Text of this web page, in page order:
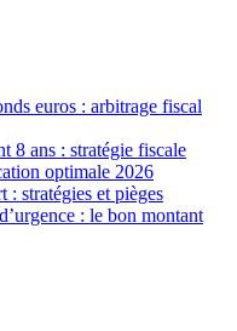
euros : arbitrage fiscal
8 ans : stratégie fiscale
optimale 2026
: stratégies et pièges
: le bon montant